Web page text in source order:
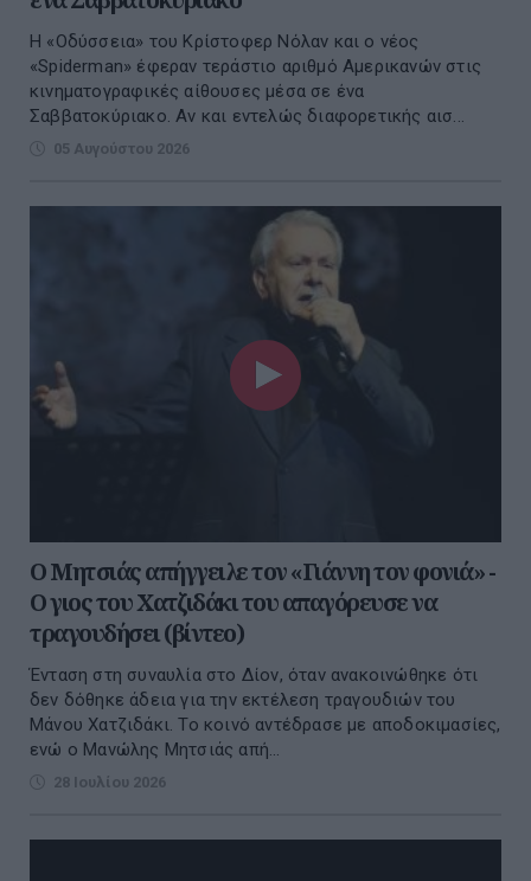
Η «Οδύσσεια» του Κρίστοφερ Νόλαν και ο νέος
«Spiderman» έφεραν τεράστιο αριθμό Αμερικανών στις
κινηματογραφικές αίθουσες μέσα σε ένα
Σαββατοκύριακο. Αν και εντελώς διαφορετικής αισ...
05 Αυγούστου 2026
Ο Μητσιάς απήγγειλε τον «Γιάννη τον φονιά» -
Ο γιος του Χατζιδάκι του απαγόρευσε να
τραγουδήσει (βίντεο)
Ένταση στη συναυλία στο Δίον, όταν ανακοινώθηκε ότι
δεν δόθηκε άδεια για την εκτέλεση τραγουδιών του
Μάνου Χατζιδάκι. Το κοινό αντέδρασε με αποδοκιμασίες,
ενώ ο Μανώλης Μητσιάς απή...
28 Ιουλίου 2026